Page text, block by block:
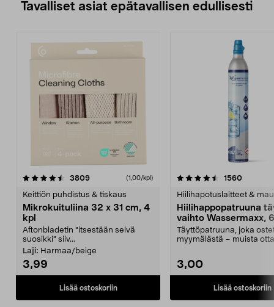
Tavalliset asiat epätavallisen edullisesti
3809arvostelut (1,00/kpl)
Keittiön puhdistus & tiskaus
Mikrokuituliina 32 x 31 cm, 4
kpl
Aftonbladetin "itsestään selvä
suosikki" siiv...
Laji: Harmaa/beige
3,99
Lisää ostoskoriin
4.5viidestä
1560
Hiilihapotuslaitteet &
Hiilihappopatruuna
vaihto Wassermaxx,
Täyttöpatruuna, joka
myymälästä – muista
3,00
Lisää ostoskoriin
4.5viidestä